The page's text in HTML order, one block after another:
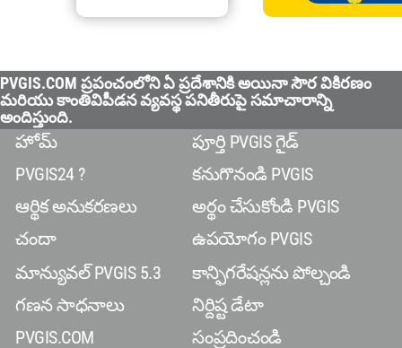
PVGIS.COM ప్రపంచంలోని ఏ ప్రదేశానికి అయినా సౌర వికిరణం
మరియు కాంతివిపీడన వ్యవస్థ పనితీరుపై సమాచారాన్ని
అందిస్తుంది.
హోమ్
PVGIS24 ?
ఆర్థిక అనుకరణలు
చందా
మాన్యువల్ PVGIS 5.3
గణన సాధనాలు
PVGIS.COM
పూర్తి PVGIS గైడ్
కనుగొనండి PVGIS
అర్థం చేసుకోండి PVGIS
ఉపయోగం PVGIS
కాన్ఫిగరేషన్లను పోల్చండి
నిర్దిష్ట డేటా
సంప్రదించండి